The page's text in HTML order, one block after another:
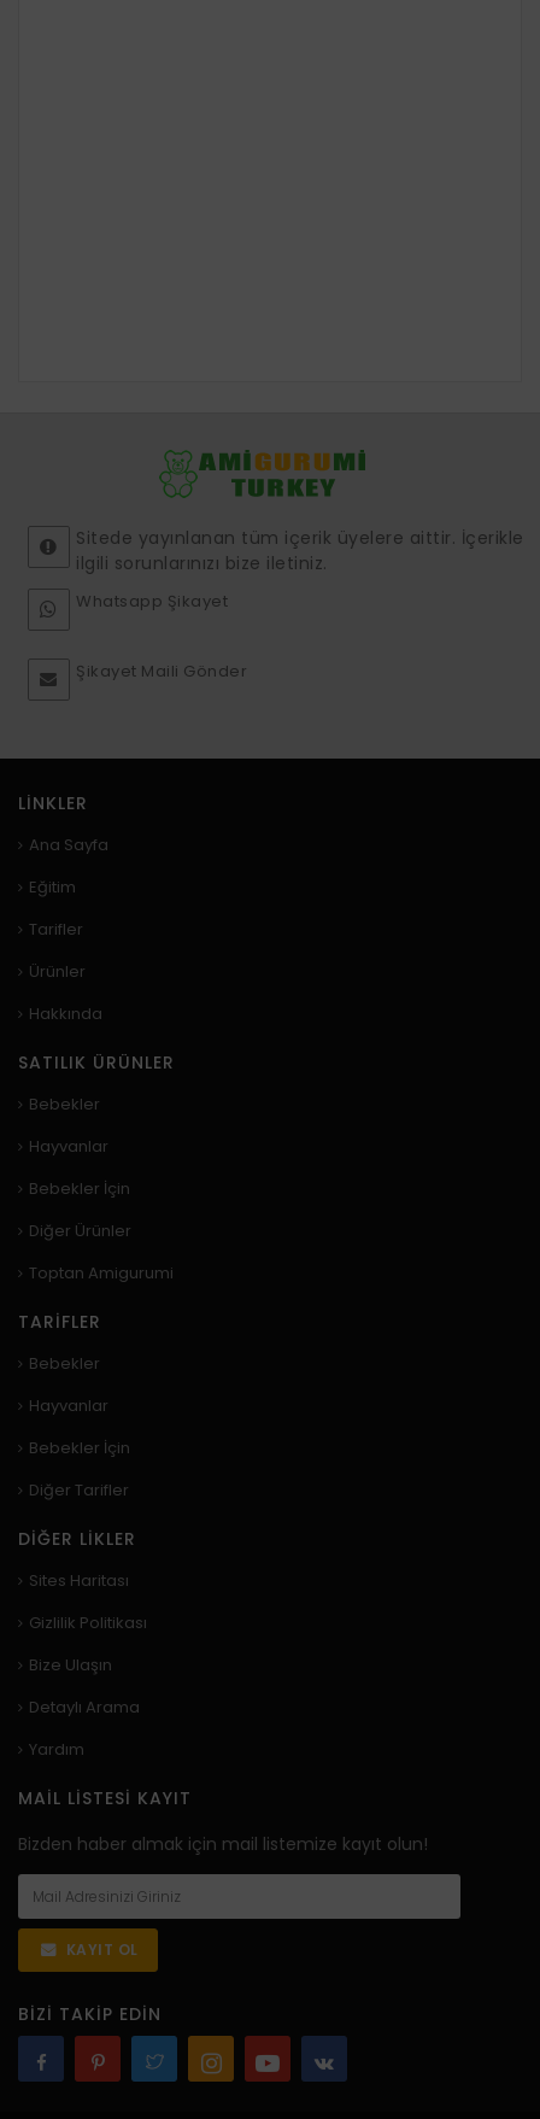
Sitede yayınlanan tüm içerik üyelere aittir. İçerikle
ilgili sorunlarınızı bize iletiniz.
Whatsapp Şikayet
Şikayet Maili Gönder
LINKLER
Ana Sayfa
Eğitim
Tarifler
Ürünler
Hakkında
SATILIK ÜRÜNLER
Bebekler
Hayvanlar
Bebekler İçin
Diğer Ürünler
Toptan Amigurumi
TARIFLER
Bebekler
Hayvanlar
Bebekler İçin
Diğer Tarifler
DIĞER LIKLER
Sites Haritası
Gizlilik Politikası
Bize Ulaşın
Detaylı Arama
Yardım
MAIL LISTESI KAYIT
Bizden haber almak için mail listemize kayıt olun!
KAYIT OL
BIZI TAKIP EDIN